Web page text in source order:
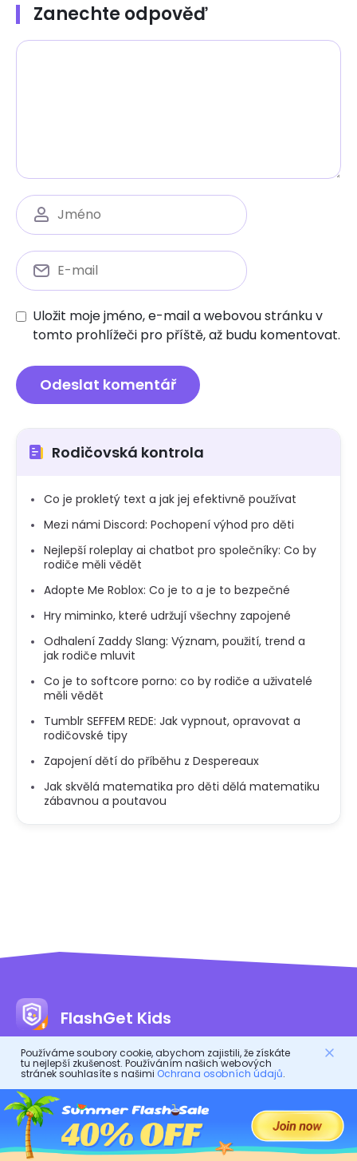
Zanechte odpověď
Uložit moje jméno, e-mail a webovou stránku v
tomto prohlížeči pro příště, až budu komentovat.
Rodičovská kontrola
Co je prokletý text a jak jej efektivně používat
Mezi námi Discord: Pochopení výhod pro děti
Nejlepší roleplay ai chatbot pro společníky: Co by
rodiče měli vědět
Adopte Me Roblox: Co je to a je to bezpečné
Hry miminko, které udržují všechny zapojené
Odhalení Zaddy Slang: Význam, použití, trend a
jak rodiče mluvit
Co je to softcore porno: co by rodiče a uživatelé
měli vědět
Tumblr SEFFEM REDE: Jak vypnout, opravovat a
rodičovské tipy
Zapojení dětí do příběhu z Despereaux
Jak skvělá matematika pro děti dělá matematiku
zábavnou a poutavou
FlashGet Kids
Péčlivá aplikace pro rodičovskou kontrolu pro všechny!
Je to online asistent pro rodiče, aby chránili své děti.
Je to digitální bodyguard pro zdravý život dětí.
Používáme soubory cookie, abychom zajistili, že získáte
tu nejlepší zkušenost. Používáním našich webových
stránek souhlasíte s našimi Ochrana osobních údajů.